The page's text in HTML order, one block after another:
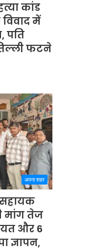
कांड
में
पति
फटने
अपना शहर
मांग तेज
और 6
ज्ञापन,